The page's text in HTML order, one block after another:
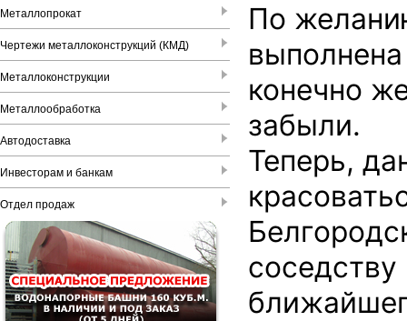
Металлопрокат
Чертежи металлоконструкций (КМД)
Металлоконструкции
Металлообработка
Автодоставка
Инвесторам и банкам
Отдел продаж
По
конечно
забыли.
Теперь,